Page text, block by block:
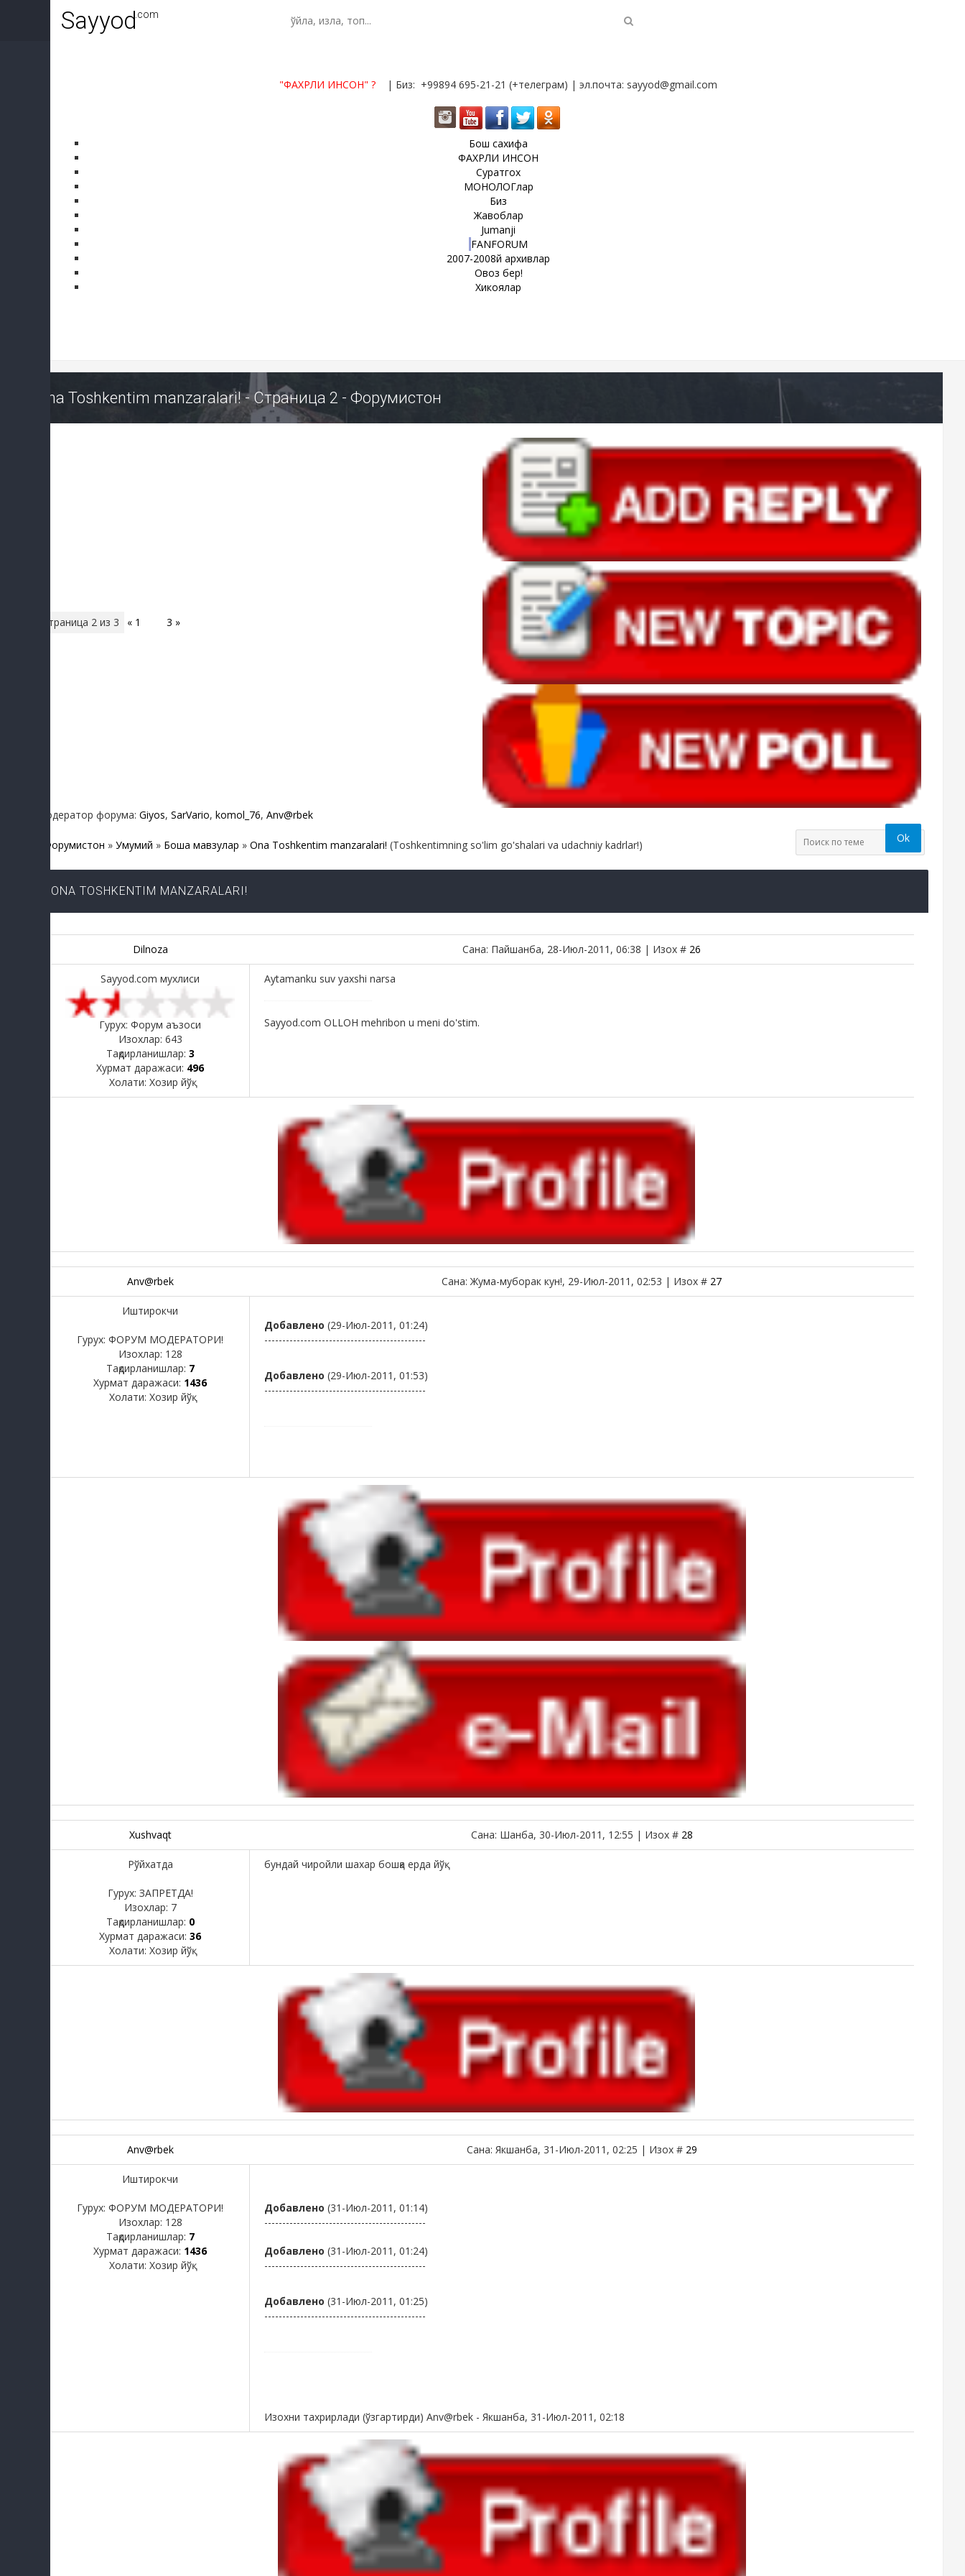
Sayyod.com
"ФАХРЛИ ИНСОН"? | Биз: +99894 695-21-21 (+телеграм) | эл.почта: sayyod@gmail.com
Бош сахифа
ФАХРЛИ ИНСОН
Суратгох
МОНОЛОГлар
Биз
Жавоблар
Jumanji
FANFORUM
2007-2008й архивлар
Овоз бер!
Хикоялар
Ona Toshkentim manzaralari! - Страница 2 - Форумистон
Страница 2 из 3 « 1 3 »
Модератор форума: Giyos, SarVario, komol_76, Anv@rbek
Форумистон » Умумий » Бошқа мавзулар » Ona Toshkentim manzaralari! (Toshkentimning so'lim go'shalari va udachniy kadrlar!)
ONA TOSHKENTIM MANZARALARI!
Dilnoza Сана: Пайшанба, 28-Июл-2011, 06:38 | Изох # 26
Sayyod.com мухлиси
Гурух: Форум аъзоси
Изохлар: 643
Тақдирланишлар: 3
Хурмат даражаси: 496
Холати: Хозир йўқ
Aytamanku suv yaxshi narsa
Sayyod.com OLLOH mehribon u meni do'stim.
Anv@rbek Сана: Жума-муборак кун!, 29-Июл-2011, 02:53 | Изох # 27
Иштирокчи
Гурух: ФОРУМ МОДЕРАТОРИ!
Изохлар: 128
Тақдирланишлар: 7
Хурмат даражаси: 1436
Холати: Хозир йўқ
Добавлено (29-Июл-2011, 01:24)
---------------------------------------------
Добавлено (29-Июл-2011, 01:53)
---------------------------------------------
Xushvaqt Сана: Шанба, 30-Июл-2011, 12:55 | Изох # 28
Рўйхатда
Гурух: ЗАПРЕТДА!
Изохлар: 7
Тақдирланишлар: 0
Хурмат даражаси: 36
Холати: Хозир йўқ
бундай чиройли шахар бошқа ерда йўқ
Anv@rbek Сана: Якшанба, 31-Июл-2011, 02:25 | Изох # 29
Иштирокчи
Гурух: ФОРУМ МОДЕРАТОРИ!
Изохлар: 128
Тақдирланишлар: 7
Хурмат даражаси: 1436
Холати: Хозир йўқ
Добавлено (31-Июл-2011, 01:14)
---------------------------------------------
Добавлено (31-Июл-2011, 01:24)
---------------------------------------------
Добавлено (31-Июл-2011, 01:25)
---------------------------------------------
Изохни тахрирлади (ўзгартирди) Anv@rbek - Якшанба, 31-Июл-2011, 02:18